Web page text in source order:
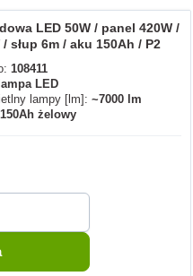
LED 50W / panel 420W /
słup 6m / aku 150Ah / P2
108411
LED
lampy [lm]:~7000 lm
150Ah żelowy